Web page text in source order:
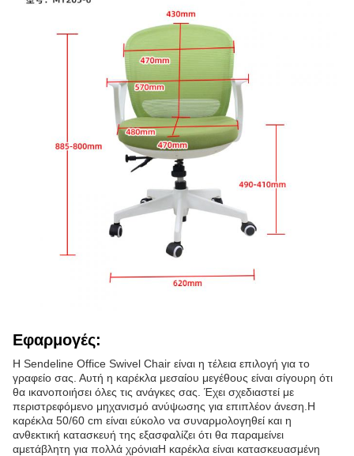
Εφαρμογές:
Η Sendeline Office Swivel Chair είναι η τέλεια επιλογή για το
γραφείο σας. Αυτή η καρέκλα μεσαίου μεγέθους είναι σίγουρη ότι
θα ικανοποιήσει όλες τις ανάγκες σας. Έχει σχεδιαστεί με
περιστρεφόμενο μηχανισμό ανύψωσης για επιπλέον άνεση.Η
καρέκλα 50/60 cm είναι εύκολο να συναρμολογηθεί και η
ανθεκτική κατασκευή της εξασφαλίζει ότι θα παραμείνει
αμετάβλητη για πολλά χρόνιαΗ καρέκλα είναι κατασκευασμένη